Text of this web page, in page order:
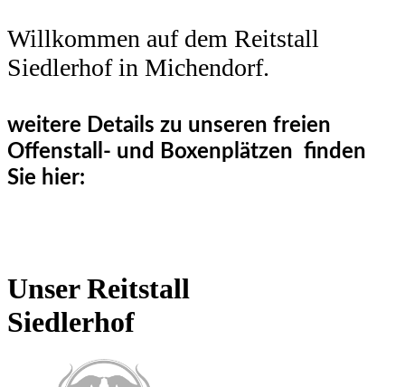
Willkommen auf dem Reitstall
Siedlerhof in Michendorf.
weitere Details zu unseren freien
Offenstall- und Boxenplätzen finden
Sie hier:
Unser Reitstall
Siedlerhof